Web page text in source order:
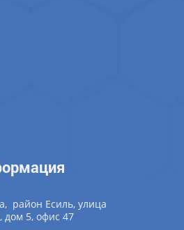
район Есиль, улица
дом 5, офис 47